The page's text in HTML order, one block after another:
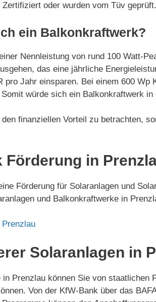
oder wurden vom Tüv geprüft.
ein Balkonkraftwerk?
Nennleistung von rund 100 Watt-
das eine jährliche
pro Jahr einsparen. Bei einem 600
würde sich ein Balkonkraftwerk
finanziellen Vorteil zu betrachten,
in
Förderung für Solaranlagen und
und Balkonkraftwerke in
Prenzlau
Solaranlagen in
Prenzlau können Sie von
Von der KfW-Bank über das